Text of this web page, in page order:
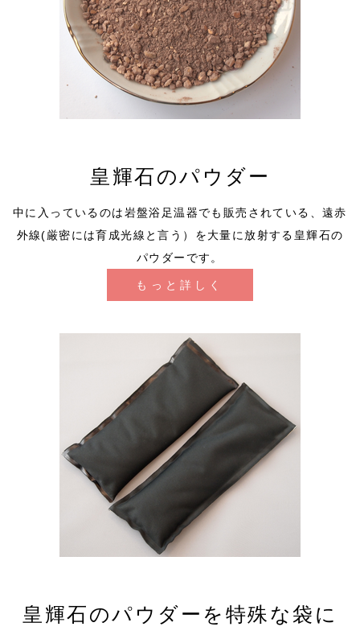
皇輝石のパウダー
中に入っているのは岩盤浴足温器でも販売されている、遠赤
外線(厳密には育成光線と言う）を大量に放射する皇輝石の
パウダーです。
もっと詳しく
皇輝石のパウダーを特殊な袋に